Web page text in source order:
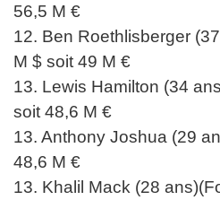
56,5 M €
12. Ben Roethlisberger
M $ soit 49 M €
13. Lewis Hamilton (34
soit 48,6 M €
13. Anthony Joshua (29
48,6 M €
13. Khalil Mack (28